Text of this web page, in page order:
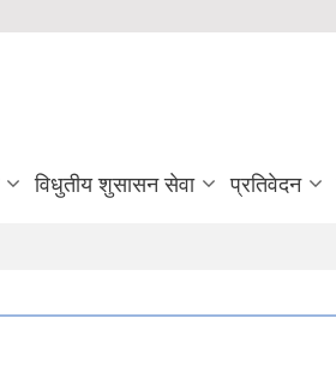
विधुतीय शुसासन सेवा प्रतिवेदन